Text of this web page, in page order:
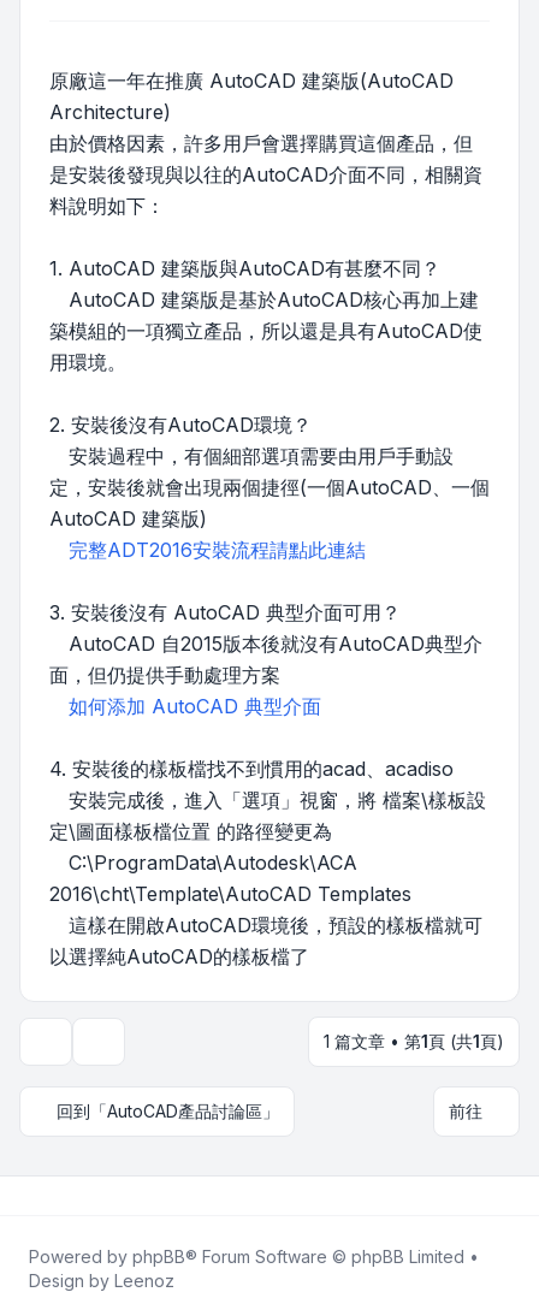
原廠這一年在推廣 AutoCAD 建築版(AutoCAD
Architecture)
由於價格因素，許多用戶會選擇購買這個產品，但
是安裝後發現與以往的AutoCAD介面不同，相關資
料說明如下：
1. AutoCAD 建築版與AutoCAD有甚麼不同？
AutoCAD 建築版是基於AutoCAD核心再加上建
築模組的一項獨立產品，所以還是具有AutoCAD使
用環境。
2. 安裝後沒有AutoCAD環境？
安裝過程中，有個細部選項需要由用戶手動設
定，安裝後就會出現兩個捷徑(一個AutoCAD、一個
AutoCAD 建築版)
完整ADT2016安裝流程請點此連結
3. 安裝後沒有 AutoCAD 典型介面可用？
AutoCAD 自2015版本後就沒有AutoCAD典型介
面，但仍提供手動處理方案
如何添加 AutoCAD 典型介面
4. 安裝後的樣板檔找不到慣用的acad、acadiso
安裝完成後，進入「選項」視窗，將 檔案\樣板設
定\圖面樣板檔位置 的路徑變更為
C:\ProgramData\Autodesk\ACA
2016\cht\Template\AutoCAD Templates
這樣在開啟AutoCAD環境後，預設的樣板檔就可
以選擇純AutoCAD的樣板檔了
1 篇文章 • 第1頁 (共1頁)
回到「AutoCAD產品討論區」 前往
Powered by phpBB® Forum Software © phpBB Limited •
Design by Leenoz